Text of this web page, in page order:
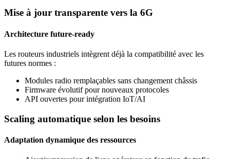
Mise à jour transparente vers la 6G
Architecture future-ready
Les routeurs industriels intègrent déjà la compatibilité avec les
futures normes :
Modules radio remplaçables sans changement châssis
Firmware évolutif pour nouveaux protocoles
API ouvertes pour intégration IoT/AI
Scaling automatique selon les besoins
Adaptation dynamique des ressources